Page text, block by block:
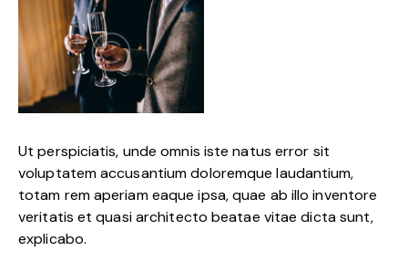
Ut perspiciatis, unde omnis iste natus error sit
voluptatem accusantium doloremque laudantium,
totam rem aperiam eaque ipsa, quae ab illo inventore
veritatis et quasi architecto beatae vitae dicta sunt,
explicabo.